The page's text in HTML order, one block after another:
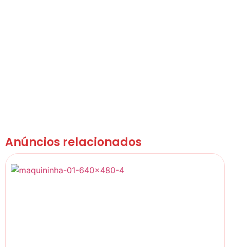
Anúncios relacionados